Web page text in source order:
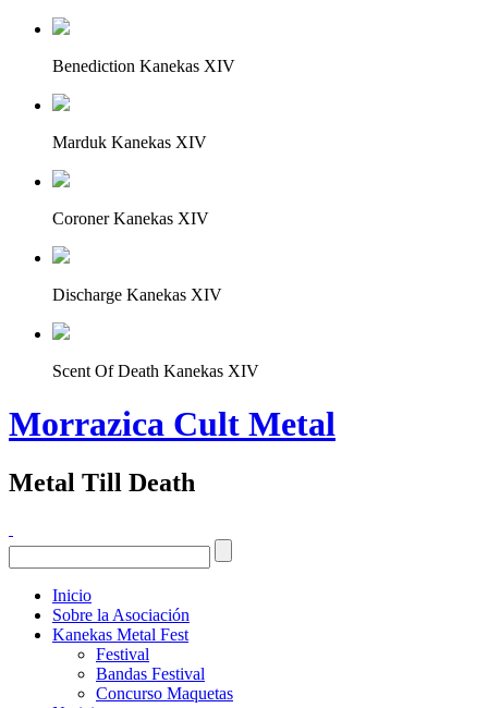
Benediction Kanekas XIV
Marduk Kanekas XIV
Coroner Kanekas XIV
Discharge Kanekas XIV
Scent Of Death Kanekas XIV
Morrazica Cult Metal
Metal Till Death
Inicio
Sobre la Asociación
Kanekas Metal Fest
Festival
Bandas Festival
Concurso Maquetas